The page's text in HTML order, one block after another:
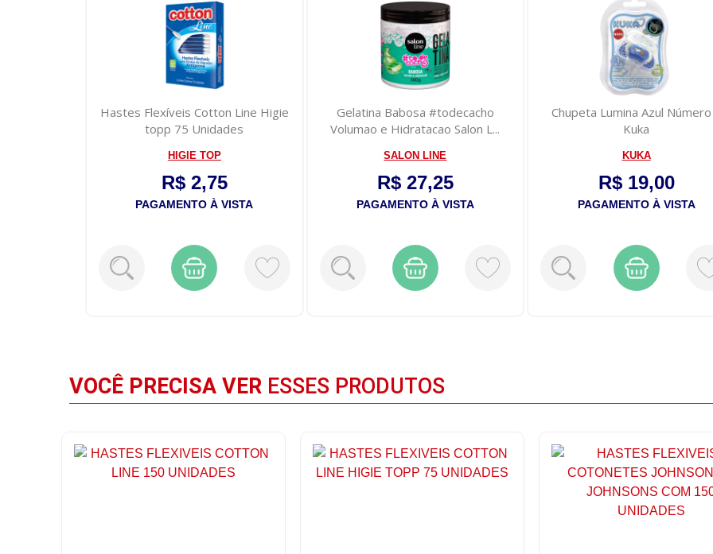
Gelatina Babosa #todecacho
Volumao e Hidratacao Salon L...
SALON LINE
R$ 27,25
PAGAMENTO À VISTA
Chupeta Lumina Azul Número 1
Kuka
KUKA
R$ 19,00
PAGAMENTO À VISTA
Tintura Maxton Preto Especial
EMBELLEZE
R$ 14,75
PAGAMENTO À VISTA
VOCÊ PRECISA VER ESSES PRODUTOS